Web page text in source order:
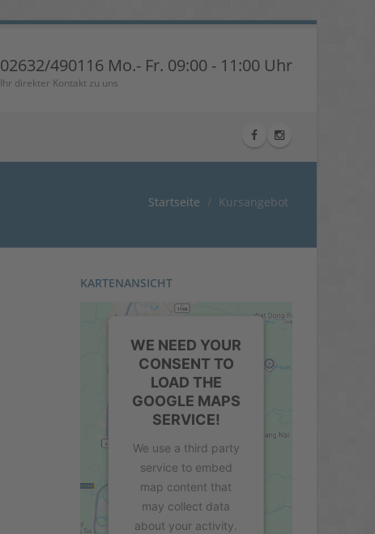
02632/490116 Mo.- Fr. 09:00 - 11:00 Uhr
Ihr direkter Kontakt zu uns
Startseite Kursangebot
KARTENANSICHT
WE NEED YOUR
CONSENT TO
LOAD THE
GOOGLE MAPS
SERVICE!
We use a third party
service to embed
map content that
may collect data
about your activity.